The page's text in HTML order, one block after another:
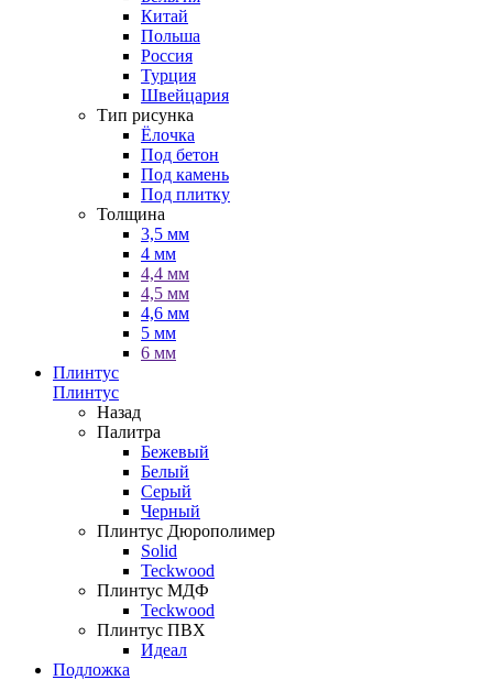
Китай
Польша
Россия
Турция
Швейцария
Тип рисунка
Ёлочка
Под бетон
Под камень
Под плитку
Толщина
3,5 мм
4 мм
4,4 мм
4,5 мм
4,6 мм
5 мм
6 мм
Плинтус
Плинтус
Назад
Палитра
Бежевый
Белый
Серый
Черный
Плинтус Дюрополимер
Solid
Teckwood
Плинтус МДФ
Teckwood
Плинтус ПВХ
Идеал
Подложка